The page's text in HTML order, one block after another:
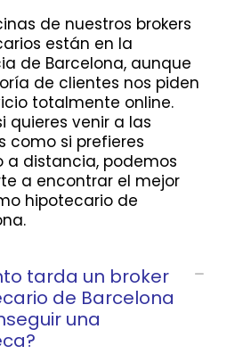
de nuestros brokers
están en la
de Barcelona, aunque
de clientes nos piden
totalmente online.
quieres venir a las
como si prefieres
a distancia, podemos
a encontrar el mejor
hipotecario de
tarda un broker
de Barcelona
una